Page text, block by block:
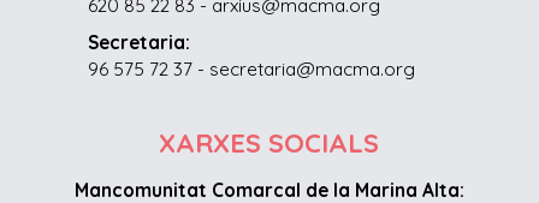
620 85 22 83 - arxius@macma.org
Secretaria:
96 575 72 37 - secretaria@macma.org
XARXES SOCIALS
Mancomunitat Comarcal de la Marina Alta: